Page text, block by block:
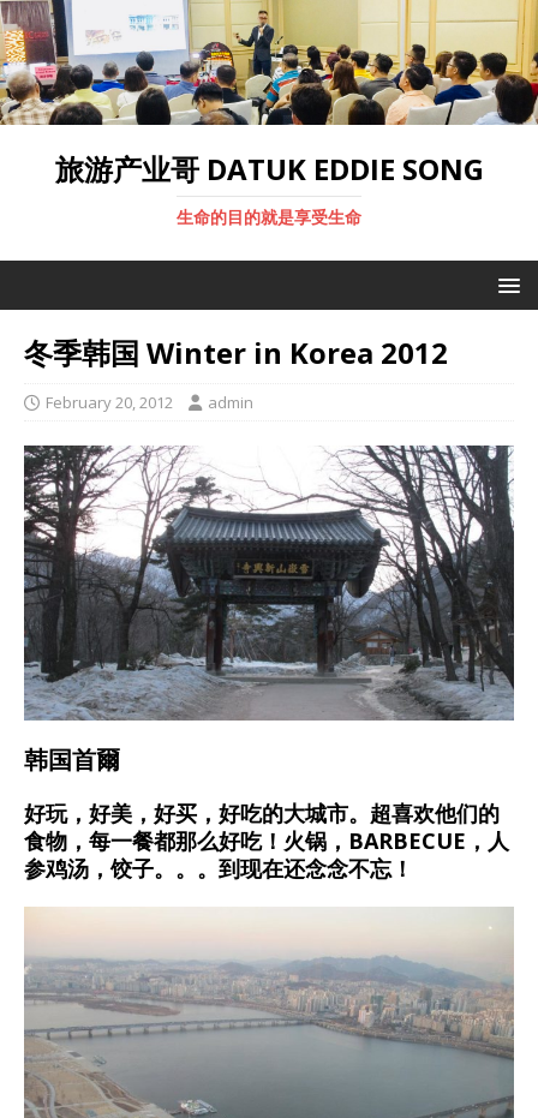
旅游产业哥 DATUK EDDIE SONG
生命的目的就是享受生命
冬季韩国 Winter in Korea 2012
February 20, 2012 admin
韩国首爾
好玩，好美，好买，好吃的大城市。超喜欢他们的
食物，每一餐都那么好吃！火锅，BARBECUE，人
参鸡汤，饺子。。。到现在还念念不忘！